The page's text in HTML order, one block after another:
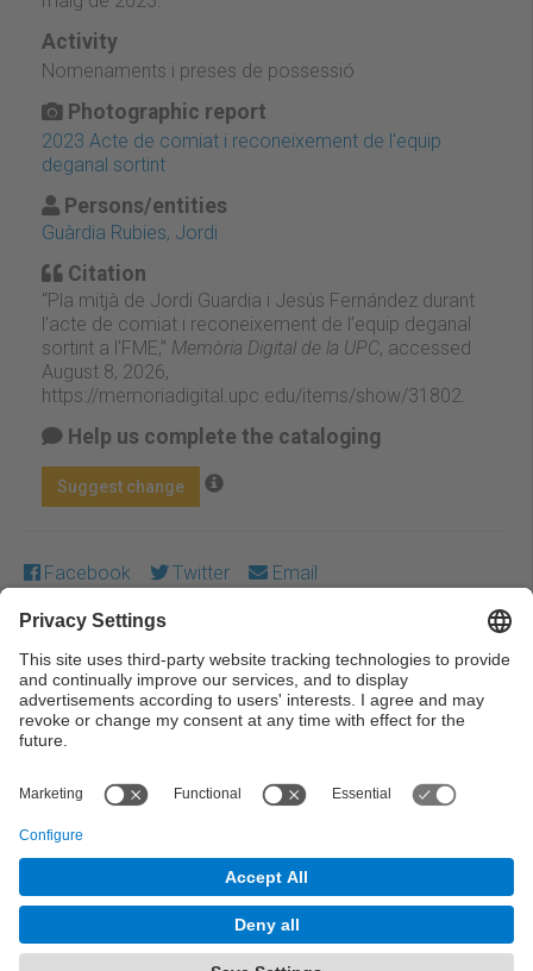
Activity
Nomenaments i preses de possessió
Photographic report
2023 Acte de comiat i reconeixement de l'equip
deganal sortint
Persons/entities
Guàrdia Rubies, Jordi
Citation
“Pla mitjà de Jordi Guardia i Jesús Fernández durant
l’acte de comiat i reconeixement de l’equip deganal
sortint a l'FME,” Memòria Digital de la UPC, accessed
August 8, 2026,
https://memoriadigital.upc.edu/items/show/31802
Help us complete the cataloging
Suggest change
Facebook Twitter Email
Except where otherwise noted, content on this work is
licensed under a Creative Commons license:Attribution-
NonCommercial-NoDerivs 3.0 Spain
© UPC Universitat Politècnica de Catalunya ·
BarcelonaTech